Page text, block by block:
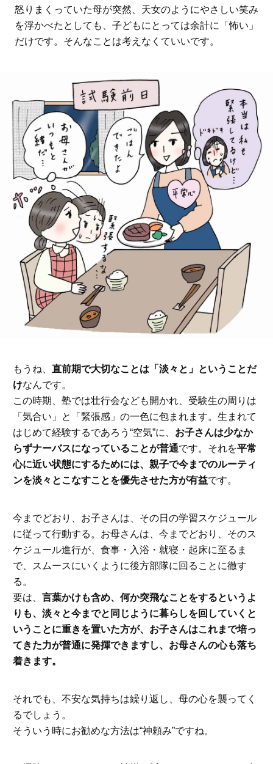
怒りまくっていた母が突然、天女のようにやさしい笑み
を浮かべたとしても、子どもにとっては余計に「怖い」
だけです。そんなことは考えなくていいです。
もうね、 直前期で大切なことは「淡々と」ということだ
けなんです。
この時期、塾では壮行会なども開かれ、受験生の周りは
「気合い」と「緊張感」の一色に包まれます。生まれて
はじめて経験するであろう“空気”に、 お子さんは少なか
らずナーバスになっていることが普通です。それを平常
心に近い状態にするためには、親子で今までのルーティ
ンを淡々とこなすことを優先させた方が有益です。
今までどおり、お子さんは、その日の学習スケジュール
に従って行動する。お母さんは、今までどおり、そのス
ケジュール進行が、食事・入浴・就寝・起床に至るま
で、スムースにいくように後方部隊に回ることに徹す
る。
要は、 言葉かけも含め、何か突飛なことをするというよ
りも、淡々と今までと同じように暮らしを回していくと
いうことに重きを置いた方が、お子さんはこれまで培っ
てきた力が普通に発揮できますし、お母さんの心も落ち
着きます。
それでも、不安な気持ちは繰り返し、母の心を襲ってく
るでしょう。
そういう時にお勧めな方法は“神頼み”ですね。